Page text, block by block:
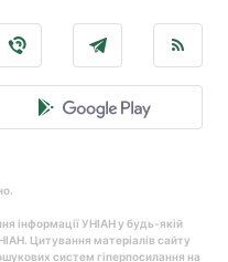
інформації УНІАН у будь-якій
Цитування матеріалів сайту
систем гіперпосилання на